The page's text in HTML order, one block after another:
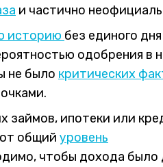
и частично
историю без единого
одобрения в
не было критических
займов, ипотеки или
общий уровень
чтобы дохода было